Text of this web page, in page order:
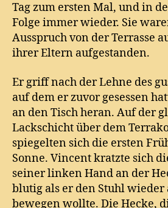
Tag zum ersten Mal, und in
Folge immer wieder. Sie
Ausspruch von der Terrasse
ihrer Eltern aufgestanden.
Er griff nach der Lehne des
auf dem er zuvor gesessen
an den Tisch heran. Auf der
Lackschicht über dem
spiegelten sich die ersten
Sonne. Vincent kratzte sich
seiner linken Hand an der
blutig als er den Stuhl wieder
bewegen wollte. Die Hecke,